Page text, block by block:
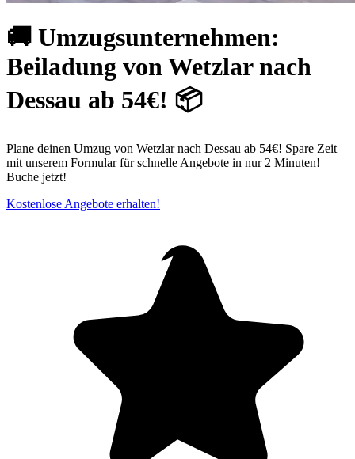
🚚 Umzugsunternehmen:
Beiladung von Wetzlar nach
Dessau ab 54€! 📦
Plane deinen Umzug von Wetzlar nach Dessau ab 54€! Spare Zeit
mit unserem Formular für schnelle Angebote in nur 2 Minuten!
Buche jetzt!
Kostenlose Angebote erhalten!